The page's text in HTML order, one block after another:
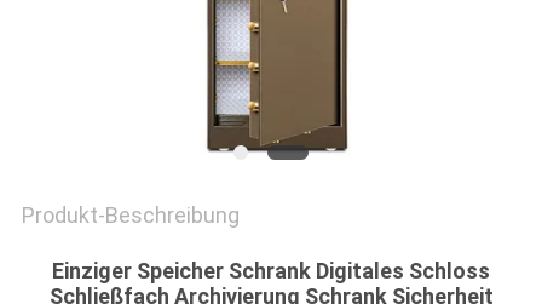
Produkt-Beschreibung
Einziger Speicher Schrank Digitales Schloss
Schließfach Archivierung Schrank Sicherheit